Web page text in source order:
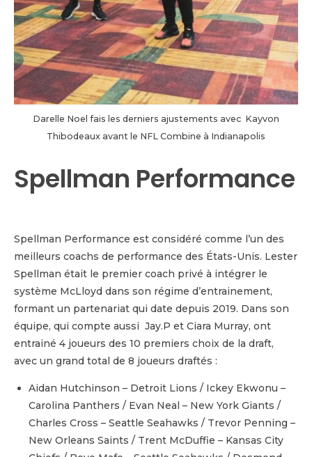
Darelle Noel fais les derniers ajustements avec Kayvon
Thibodeaux avant le NFL Combine à Indianapolis
Spellman Performance
Spellman Performance est considéré comme l’un des
meilleurs coachs de performance des États-Unis. Lester
Spellman était le premier coach privé à intégrer le
système McLloyd dans son régime d’entrainement,
formant un partenariat qui date depuis 2019. Dans son
équipe, qui compte aussi Jay.P et Ciara Murray, ont
entrainé 4 joueurs des 10 premiers choix de la draft,
avec un grand total de 8 joueurs draftés :
Aidan Hutchinson – Detroit Lions / Ickey Ekwonu –
Carolina Panthers / Evan Neal – New York Giants /
Charles Cross – Seattle Seahawks / Trevor Penning –
New Orleans Saints / Trent McDuffie – Kansas City